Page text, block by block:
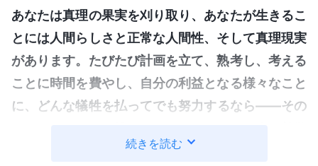
あなたは真理の果実を刈り取り、あなたが生きるこ
とには人間らしさと正常な人間性、そして真理現実
があります。たびたび計画を立て、熟考し、考える
ことに時間を費やし、自分の利益となる様々なこと
に、どんな犠牲を払ってでも努力するなら――その
を勝ち取り、様々な利益や自尊心を得るでしょう。
続きを読む